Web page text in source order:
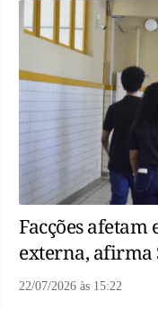
Facções afetam
externa, afirma
22/07/2026 às 15:22